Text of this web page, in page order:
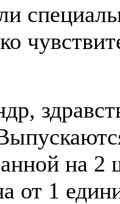
на 2
от 1